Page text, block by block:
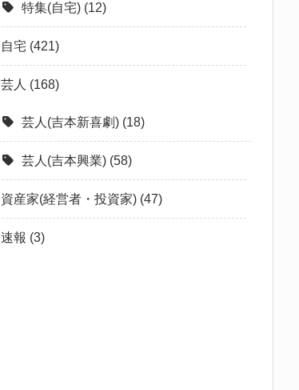
特集(自宅) (12)
自宅 (421)
芸人 (168)
芸人(吉本新喜劇) (18)
芸人(吉本興業) (58)
資産家(経営者・投資家) (47)
速報 (3)